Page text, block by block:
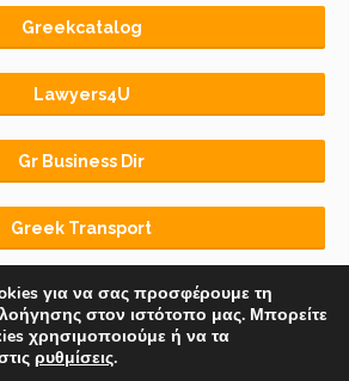
Greekcatalog
Lawyers4U
Gr Business Dir
Greek Transport
BLOG ΟΡΟΙ ΧΡΗΣΗΣ
για να σας προσφέρουμε τη
στον ιστότοπο μας. Μπορείτε
χρησιμοποιούμε ή να τα
ρυθμίσεις.